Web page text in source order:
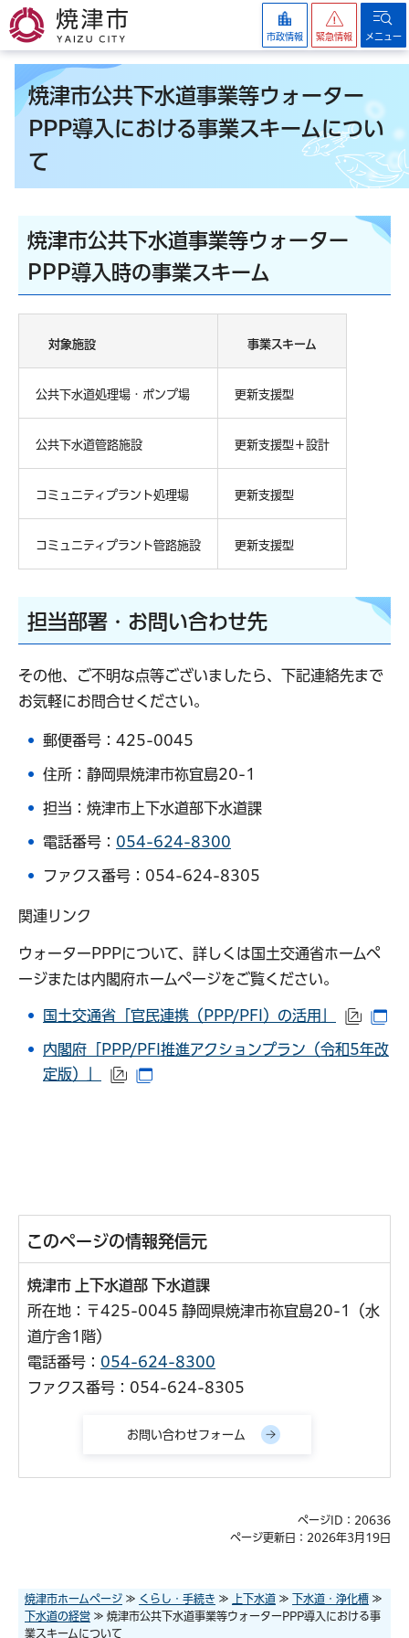
焼津市
市政情報 緊急情報 メニュー
焼津市公共下水道事業等ウォーター
PPP導入における事業スキームについ
て
焼津市公共下水道事業等ウォーター
PPP導入時の事業スキーム
対象施設 事業スキーム
公共下水道処理場・ポンプ場 更新支援型
公共下水道管路施設 更新支援型＋設計
コミュニティプラント処理場 更新支援型
コミュニティプラント管路施設 更新支援型
担当部署・お問い合わせ先
その他、ご不明な点等ございましたら、下記連絡先まで
お気軽にお問合せください。
郵便番号：425-0045
住所：静岡県焼津市祢宜島20-1
担当：焼津市上下水道部下水道課
電話番号： 054-624-8300
ファクス番号：054-624-8305
関連リンク
ウォーターPPPについて、詳しくは国土交通省ホームペ
ージまたは内閣府ホームページをご覧ください。
国土交通省「官民連携（PPP/PFI）の活用」 （外
内閣府「PPP/PFI推進アクションプラン（令和5年改
定版）」
（外部サイトへリンク）
このページの情報発信元
焼津市 上下水道部 下水道課
所在地：〒425-0045 静岡県焼津市祢宜島20-1（水
道庁舎1階）
電話番号： 054-624-8300
ファクス番号：054-624-8305
ページID：20636
ページ更新日：2026年3月19日
焼津市ホームページ ≫ くらし・手続き ≫ 上下水道 ≫ 下水道・浄化槽 ≫
下水道の経営 ≫ 焼津市公共下水道事業等ウォーターPPP導入における事
業スキームについて